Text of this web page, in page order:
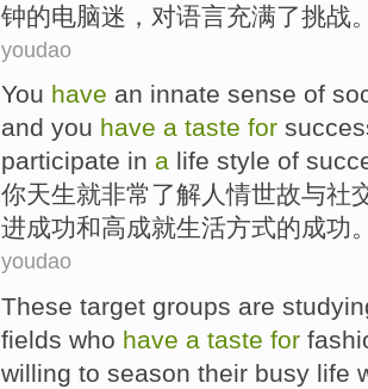
钟的电脑迷 ，对语言充满了挑战
youdao
You have an innate sense of
and you have a taste for
participate in a life style of
你天生就非常了解人情世故与社
进成功和高成就生活方式的成功
youdao
These target groups are
fields who have a taste for
willing to season their busy life